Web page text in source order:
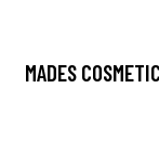
MADES